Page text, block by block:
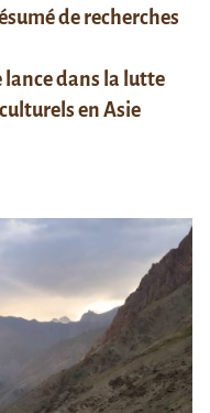
de recherches
lance dans la lutte
en Asie